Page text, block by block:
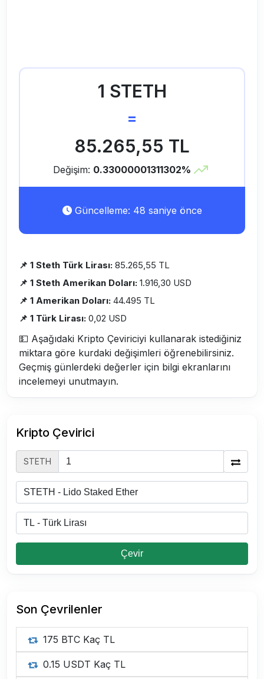
1 STETH
=
85.265,55 TL
Değişim: 0.33000001311302%
Güncelleme: 48 saniye önce
📌 1 Steth Türk Lirası: 85.265,55 TL
📌 1 Steth Amerikan Doları: 1.916,30 USD
📌 1 Amerikan Doları: 44.495 TL
📌 1 Türk Lirası: 0,02 USD
💵 Aşağıdaki Kripto Çeviriciyi kullanarak istediğiniz
miktara göre kurdaki değişimleri öğrenebilirsiniz.
Geçmiş günlerdeki değerler için bilgi ekranlarını
incelemeyi unutmayın.
Kripto Çevirici
STETH
Çevir
Son Çevrilenler
175 BTC Kaç TL
0.15 USDT Kaç TL